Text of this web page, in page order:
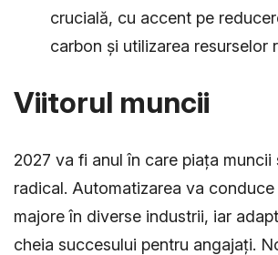
crucială, cu accent pe
carbon și utilizarea resurselor
Viitorul muncii
2027 va fi anul în care piața muncii
radical. Automatizarea va
majore în diverse industrii, iar
cheia succesului pentru angajați.